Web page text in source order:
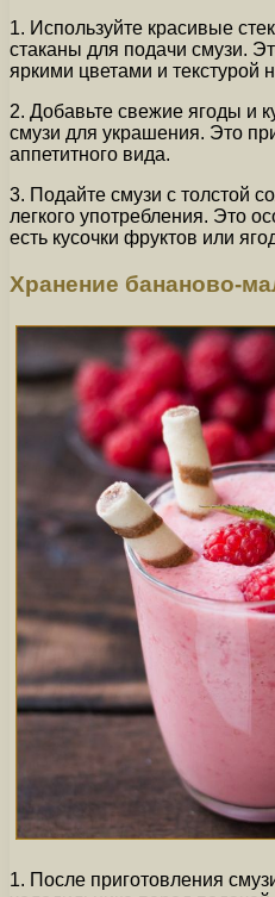
1. Используйте красивые
стаканы для подачи смузи.
яркими цветами и текстурой
2. Добавьте свежие ягоды и
смузи для украшения. Это
аппетитного вида.
3. Подайте смузи с толстой
легкого употребления. Это
есть кусочки фруктов или
Хранение бананово-
1. После приготовления